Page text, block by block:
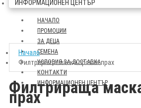
ИНФОРМАЦИОНЕН ЦЕНТЪР
НАЧАЛО
ПРОМОЦИИ
ЗА ДЕЦА
СЕМЕНА
УСЛОВИЯ ЗА ДОСТАВКА
КОНТАКТИ
ИНФОРМАЦИОНЕН ЦЕНТЪР
Начало
Филтрираща маска против прах
Филтрираща
прах